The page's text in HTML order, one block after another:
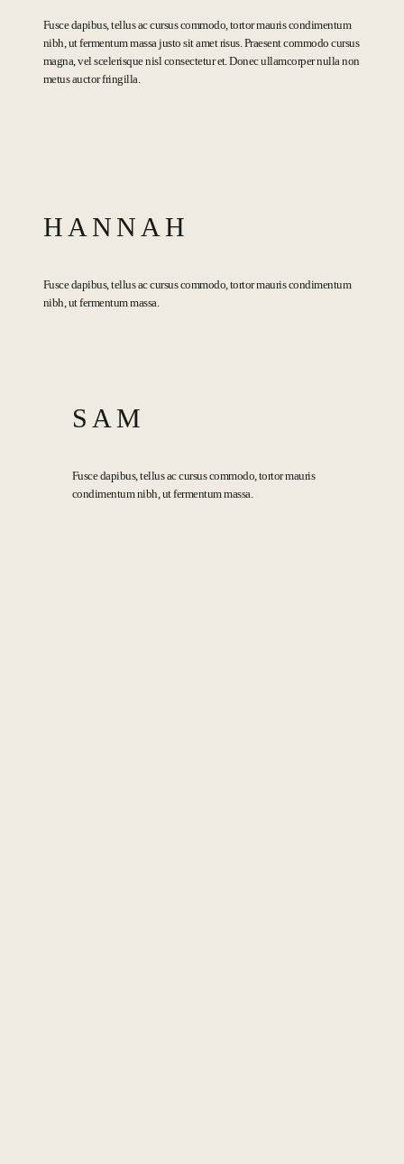
Fusce dapibus, tellus ac cursus commodo, tortor mauris condimentum
nibh, ut fermentum massa justo sit amet risus. Praesent commodo cursus
magna, vel scelerisque nisl consectetur et. Donec ullamcorper nulla non
metus auctor fringilla.
HANNAH
Fusce dapibus, tellus ac cursus commodo, tortor mauris condimentum
nibh, ut fermentum massa.
SAM
Fusce dapibus, tellus ac cursus commodo, tortor mauris
condimentum nibh, ut fermentum massa.